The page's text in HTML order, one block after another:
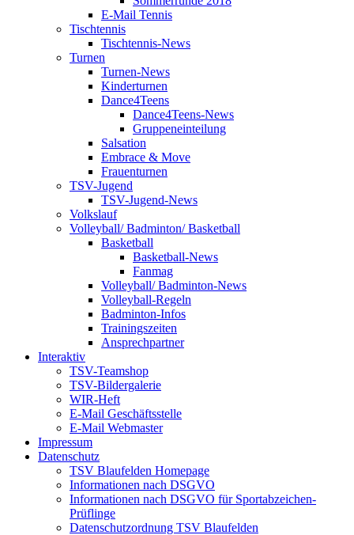
E-Mail Tennis
Tischtennis
Tischtennis-News
Turnen
Turnen-News
Kinderturnen
Dance4Teens
Dance4Teens-News
Gruppeneinteilung
Salsation
Embrace & Move
Frauenturnen
TSV-Jugend
TSV-Jugend-News
Volkslauf
Volleyball/ Badminton/ Basketball
Basketball
Basketball-News
Fanmag
Volleyball/ Badminton-News
Volleyball-Regeln
Badminton-Infos
Trainingszeiten
Ansprechpartner
Interaktiv
TSV-Teamshop
TSV-Bildergalerie
WIR-Heft
E-Mail Geschäftsstelle
E-Mail Webmaster
Impressum
Datenschutz
TSV Blaufelden Homepage
Informationen nach DSGVO
Informationen nach DSGVO für Sportabzeichen-
Prüflinge
Datenschutzordnung TSV Blaufelden